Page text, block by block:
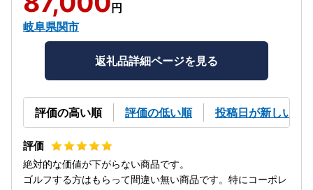
円
岐阜県関市
返礼品詳細ページを見る
評価の高い順 評価の低い順 投稿日が新しい順
絶対的な価値が下がらない商品です。
ゴルフする方はもらって間違い無い商品です。特にコーポレ